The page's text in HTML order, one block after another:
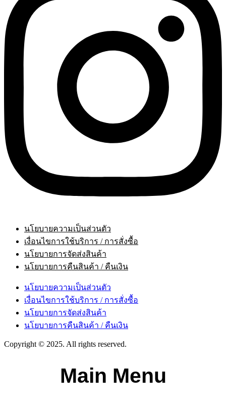
นโยบายความเป็นส่วนตัว
เงื่อนไขการใช้บริการ / การสั่งซื้อ
นโยบายการจัดส่งสินค้า
นโยบายการคืนสินค้า / คืนเงิน
นโยบายความเป็นส่วนตัว
เงื่อนไขการใช้บริการ / การสั่งซื้อ
นโยบายการจัดส่งสินค้า
นโยบายการคืนสินค้า / คืนเงิน
Copyright © 2025. All rights reserved.
Main Menu